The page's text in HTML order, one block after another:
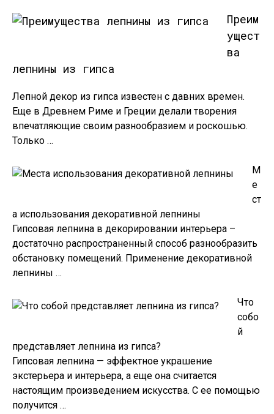
Преим
ущест
ва
лепнины из гипса
Лепной декор из гипса известен с давних времен.
Еще в Древнем Риме и Греции делали творения
впечатляющие своим разнообразием и роскошью.
Только …
М
е
ст
а использования декоративной лепнины
Гипсовая лепнина в декорировании интерьера –
достаточно распространенный способ разнообразить
обстановку помещений. Применение декоративной
лепнины …
Что
собо
й
представляет лепнина из гипса?
Гипсовая лепнина — эффектное украшение
экстерьера и интерьера, а еще она считается
настоящим произведением искусства. С ее помощью
получится …